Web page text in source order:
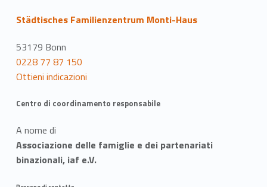
Städtisches Familienzentrum Monti-Haus
53179 Bonn
0228 77 87 150
Ottieni indicazioni
Centro di coordinamento responsabile
A nome di
Associazione delle famiglie e dei partenariati
binazionali, iaf e.V.